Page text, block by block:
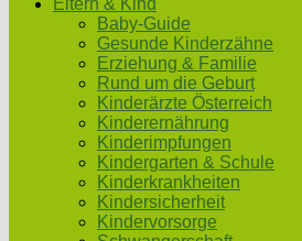
Eltern & Kind
Baby-Guide
Gesunde Kinderzähne
Erziehung & Familie
Rund um die Geburt
Kinderärzte Österreich
Kinderernährung
Kinderimpfungen
Kindergarten & Schule
Kinderkrankheiten
Kindersicherheit
Kindervorsorge